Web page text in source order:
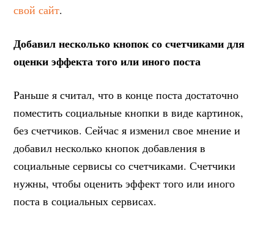
свой сайт.
Добавил несколько кнопок со счетчиками для
оценки эффекта того или иного поста
Раньше я считал, что в конце поста достаточно
поместить социальные кнопки в виде картинок,
без счетчиков. Сейчас я изменил свое мнение и
добавил несколько кнопок добавления в
социальные сервисы со счетчиками. Счетчики
нужны, чтобы оценить эффект того или иного
поста в социальных сервисах.